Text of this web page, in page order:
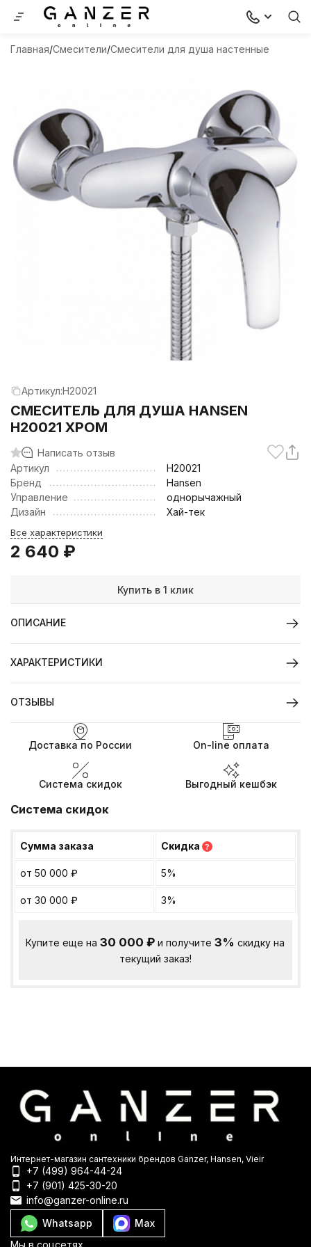
Главная Смесители Смесители для душа настенные
Артикул:H20021
CМЕСИТЕЛЬ ДЛЯ ДУША HANSEN
H20021 ХРОМ
Написать отзыв
Артикул
H20021
Бренд
Hansen
Управление
однорычажный
Дизайн
Хай-тек
Все характеристики
2 640 ₽
Купить в 1 клик
ОПИСАНИЕ
ХАРАКТЕРИСТИКИ
ОТЗЫВЫ
Доставка по России On-line оплата
Система скидок Выгодный кешбэк
Система скидок
Сумма заказа Скидка ?
от 50 000 ₽ 5%
от 30 000 ₽ 3%
Купите еще на30 000₽ и получите3% скидку на
текущий заказ!
Интернет-магазин сантехники брендов Ganzer, Hansen, Vieir
+7 (499) 964-44-24
+7 (901) 425-30-20
info@ganzer-online.ru
Whatsapp
Max
Мы в соцсетях